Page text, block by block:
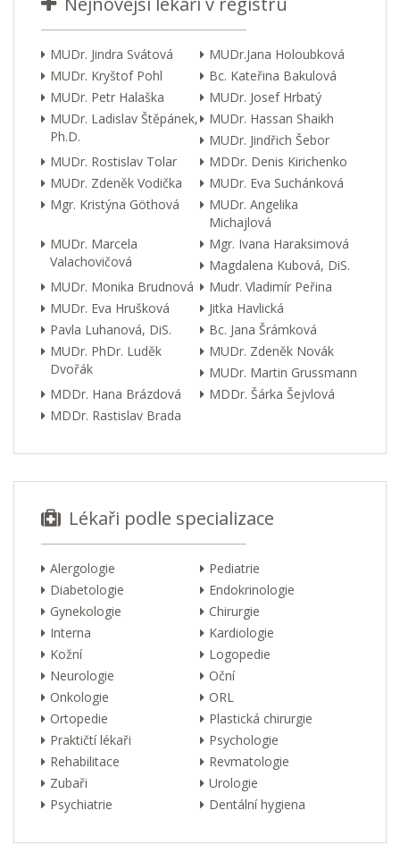
MUDr. Jindra Svátová
MUDr.Jana Holoubková
MUDr. Kryštof Pohl
Bc. Kateřina Bakulová
MUDr. Petr Halaška
MUDr. Josef Hrbatý
MUDr. Ladislav Štěpánek,
Ph.D.
MUDr. Hassan Shaikh
MUDr. Jindřich Šebor
MUDr. Rostislav Tolar
MDDr. Denis Kirichenko
MUDr. Zdeněk Vodička
MUDr. Eva Suchánková
Mgr. Kristýna Göthová
MUDr. Angelika
Michajlová
MUDr. Marcela
Valachovičová
Mgr. Ivana Haraksimová
Magdalena Kubová, DiS.
MUDr. Monika Brudnová
Mudr. Vladimír Peřina
MUDr. Eva Hrušková
Jitka Havlická
Pavla Luhanová, DiS.
Bc. Jana Šrámková
MUDr. PhDr. Luděk
Dvořák
MUDr. Zdeněk Novák
MUDr. Martin Grussmann
MDDr. Hana Brázdová
MDDr. Šárka Šejvlová
MDDr. Rastislav Brada
Lékaři podle specializace
Alergologie
Pediatrie
Diabetologie
Endokrinologie
Gynekologie
Chirurgie
Interna
Kardiologie
Kožní
Logopedie
Neurologie
Oční
Onkologie
ORL
Ortopedie
Plastická chirurgie
Praktičtí lékaři
Psychologie
Rehabilitace
Revmatologie
Zubaři
Urologie
Psychiatrie
Dentální hygiena